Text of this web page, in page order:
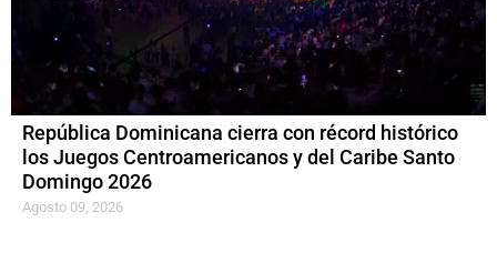
República Dominicana cierra con récord histórico
los Juegos Centroamericanos y del Caribe Santo
Domingo 2026
Agosto 09, 2026